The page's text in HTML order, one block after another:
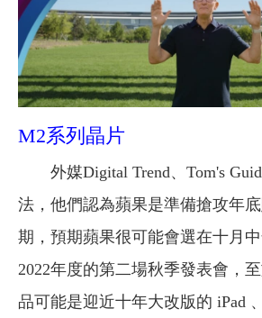
M2系列晶片
外媒Digital Trend、Tom's
法，他們認為蘋果是準備搶攻年
期，預期蘋果很可能會選在十月
2022年度的第二場秋季發表會，
品可能是迎近十年大改版的 iPad